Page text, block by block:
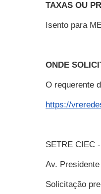
TAXAS OU
Isento para
ONDE
O requerente
https://
SETRE CIEC
Av.
Solicitação